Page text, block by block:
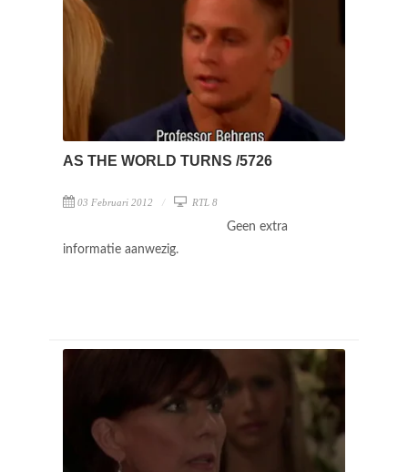
AS THE WORLD TURNS /5726
03 Februari 2012 RTL 8
Geen extra
informatie aanwezig.